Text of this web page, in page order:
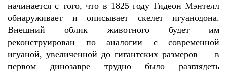
начинается с того, что в 1825 году Гидеон Мэнтелл
обнаруживает и описывает скелет игуанодона.
Внешний облик животного будет им
реконструирован по аналогии с современной
игуаной, увеличенной до гигантских размеров — в
первом динозавре трудно было разглядеть